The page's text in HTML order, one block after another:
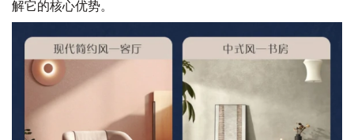
解它的核心优势。